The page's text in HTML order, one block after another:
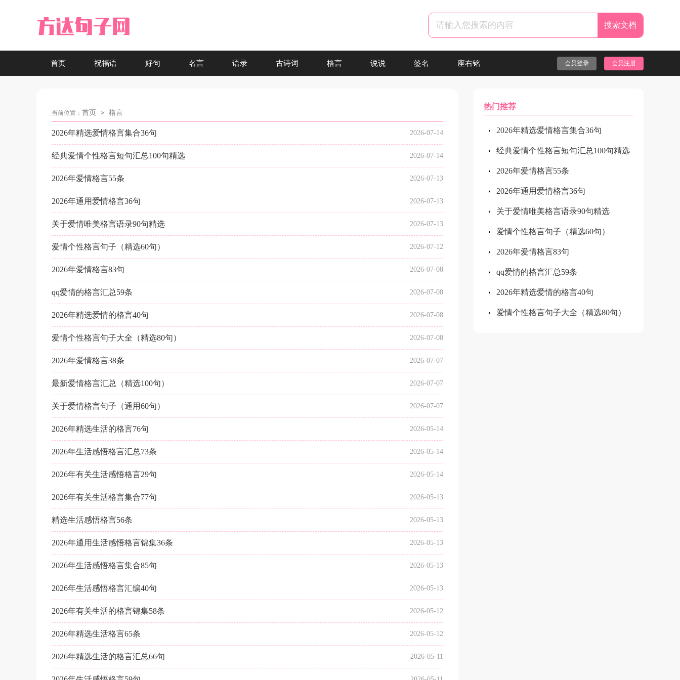
首页 祝福语 好句 名言 语录 古诗词 格言 说说 签名 座右铭 会员登录 会员注册
当前位置： 首页 > 格言
2026年精选爱情格言集合36句 2026-07-14
经典爱情个性格言短句汇总100句精选 2026-07-14
2026年爱情格言55条 2026-07-13
2026年通用爱情格言36句 2026-07-13
关于爱情唯美格言语录90句精选 2026-07-13
爱情个性格言句子（精选60句） 2026-07-12
2026年爱情格言83句 2026-07-08
qq爱情的格言汇总59条 2026-07-08
2026年精选爱情的格言40句 2026-07-08
爱情个性格言句子大全（精选80句） 2026-07-08
2026年爱情格言38条 2026-07-07
最新爱情格言汇总（精选100句） 2026-07-07
关于爱情格言句子（通用60句） 2026-07-07
2026年精选生活的格言76句 2026-05-14
2026年生活感悟格言汇总73条 2026-05-14
2026年有关生活感悟格言29句 2026-05-14
2026年有关生活格言集合77句 2026-05-13
精选生活感悟格言56条 2026-05-13
2026年通用生活感悟格言锦集36条 2026-05-13
2026年生活感悟格言集合85句 2026-05-13
2026年生活感悟格言汇编40句 2026-05-13
2026年有关生活的格言锦集58条 2026-05-12
2026年精选生活格言65条 2026-05-12
2026年精选生活的格言汇总66句 2026-05-11
热门推荐
2026年精选爱情格言集合36句
经典爱情个性格言短句汇总100句精选
2026年爱情格言55条
2026年通用爱情格言36句
关于爱情唯美格言语录90句精选
爱情个性格言句子（精选60句）
2026年爱情格言83句
qq爱情的格言汇总59条
2026年精选爱情的格言40句
爱情个性格言句子大全（精选80句）